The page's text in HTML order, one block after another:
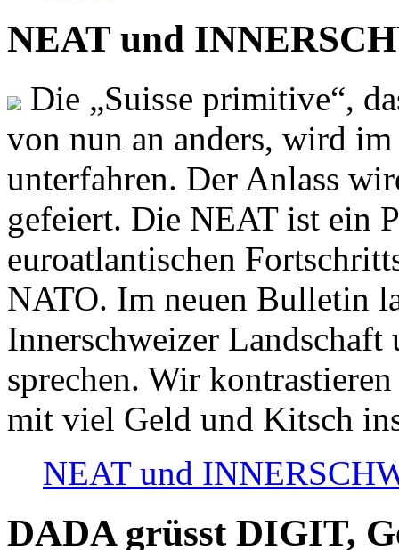
NEAT und
Die „Suisse primitive“,
von nun an anders, wird
unterfahren. Der Anlass
gefeiert. Die NEAT ist ein
euroatlantischen
NATO. Im neuen Bulletin
Innerschweizer
sprechen. Wir
mit viel Geld und Kitsch
NEAT und
DADA grüsst DIGIT,